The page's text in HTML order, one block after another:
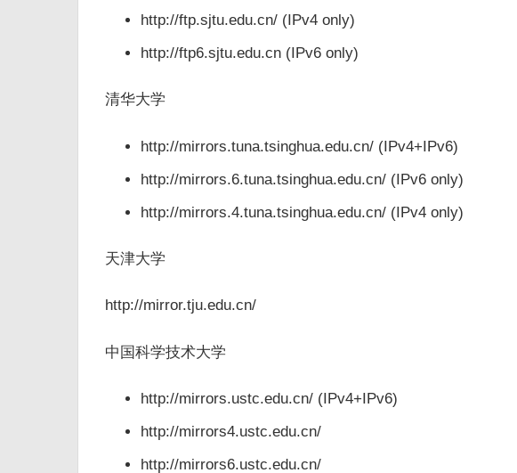
http://ftp.sjtu.edu.cn/ (IPv4 only)
http://ftp6.sjtu.edu.cn (IPv6 only)
清华大学
http://mirrors.tuna.tsinghua.edu.cn/ (IPv4+IPv6)
http://mirrors.6.tuna.tsinghua.edu.cn/ (IPv6 only)
http://mirrors.4.tuna.tsinghua.edu.cn/ (IPv4 only)
天津大学
http://mirror.tju.edu.cn/
中国科学技术大学
http://mirrors.ustc.edu.cn/ (IPv4+IPv6)
http://mirrors4.ustc.edu.cn/
http://mirrors6.ustc.edu.cn/